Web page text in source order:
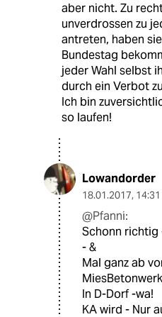
aber nicht. Zu
unverdrossen zu
antreten, haben
Bundestag
jeder Wahl selbst
durch ein Verbot
Ich bin
so laufen!
Lowandorder
18.01.2017,
@Pfanni:
Schonn richtig
- &
Mal ganz ab
In D-Dorf -wa!
KA wird - Nur